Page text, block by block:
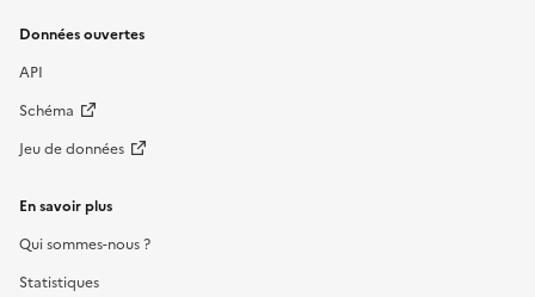
Données ouvertes
API
Schéma
Jeu de données
En savoir plus
Qui sommes-nous ?
Statistiques